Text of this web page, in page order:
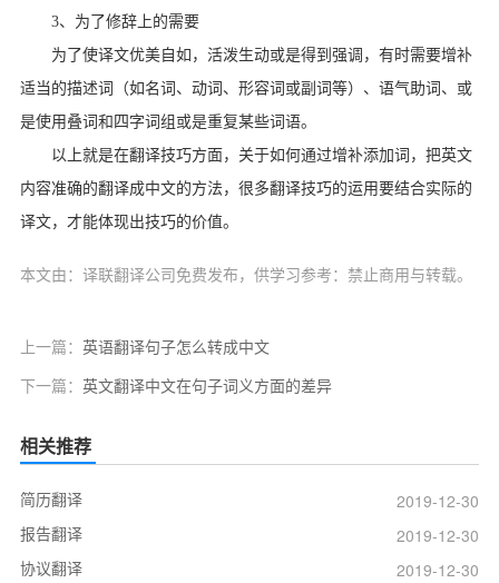
3、为了修辞上的需要
为了使译文优美自如，活泼生动或是得到强调，有时需要增补
适当的描述词（如名词、动词、形容词或副词等）、语气助词、或
是使用叠词和四字词组或是重复某些词语。
以上就是在翻译技巧方面，关于如何通过增补添加词，把英文
内容准确的翻译成中文的方法，很多翻译技巧的运用要结合实际的
译文，才能体现出技巧的价值。
本文由：译联翻译公司免费发布，供学习参考：禁止商用与转载。
上一篇： 英语翻译句子怎么转成中文
下一篇： 英文翻译中文在句子词义方面的差异
相关推荐
简历翻译
2019-12-30
报告翻译
2019-12-30
协议翻译
2019-12-30